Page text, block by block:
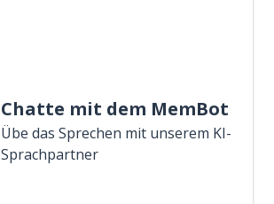
Chatte mit dem MemBot
Übe das Sprechen mit unserem KI-
Sprachpartner